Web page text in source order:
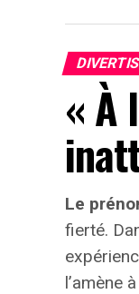
« À
Le
fierté.
l’amène